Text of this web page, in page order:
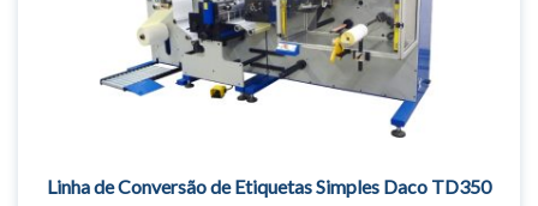
Linha de Conversão de Etiquetas Simples Daco TD350